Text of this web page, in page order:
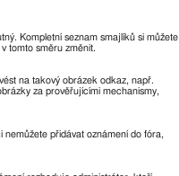
Kompletní seznam smajlíků si můžete
tomto směru změnit.
na takový obrázek odkaz, např.
za prověřujícími mechanismy,
přidávat oznámení do fóra,